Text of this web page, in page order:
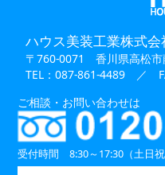
ハウス美装工業株式会
〒760-0071 香川県高松市
TEL：087-861-4489 ／
ご相談・お問い合わせは
受付時間 8:30～17:30（土日祝